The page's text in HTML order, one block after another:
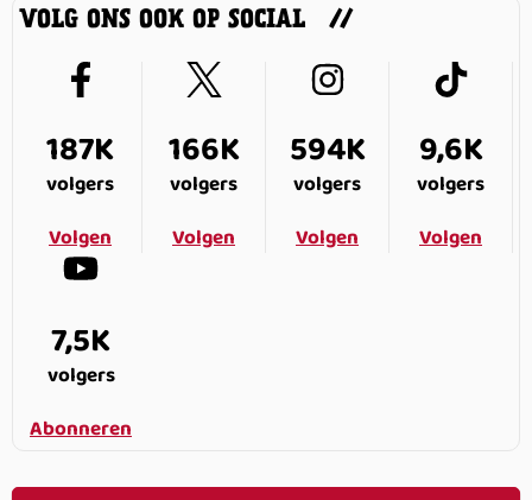
VOLG ONS OOK OP SOCIAL
187K
volgers
Volgen
166K
volgers
Volgen
594K
volgers
Volgen
9,6K
volgers
Volgen
7,5K
volgers
Abonneren